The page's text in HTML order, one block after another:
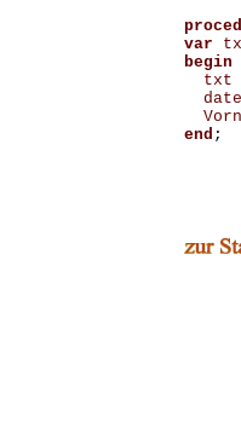
var
begin
txt
end ;